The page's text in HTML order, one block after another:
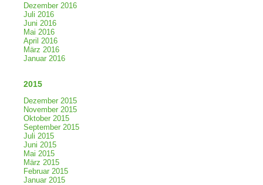
Dezember 2016
Juli 2016
Juni 2016
Mai 2016
April 2016
März 2016
Januar 2016
2015
Dezember 2015
November 2015
Oktober 2015
September 2015
Juli 2015
Juni 2015
Mai 2015
März 2015
Februar 2015
Januar 2015